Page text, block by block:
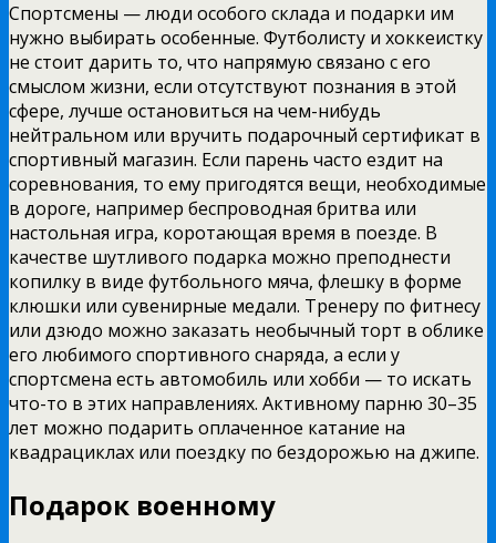
Спортсмены — люди особого склада и подарки им
нужно выбирать особенные. Футболисту и хоккеистку
не стоит дарить то, что напрямую связано с его
смыслом жизни, если отсутствуют познания в этой
сфере, лучше остановиться на чем-нибудь
нейтральном или вручить подарочный сертификат в
спортивный магазин. Если парень часто ездит на
соревнования, то ему пригодятся вещи, необходимые
в дороге, например беспроводная бритва или
настольная игра, коротающая время в поезде. В
качестве шутливого подарка можно преподнести
копилку в виде футбольного мяча, флешку в форме
клюшки или сувенирные медали. Тренеру по фитнесу
или дзюдо можно заказать необычный торт в облике
его любимого спортивного снаряда, а если у
спортсмена есть автомобиль или хобби — то искать
что-то в этих направлениях. Активному парню 30–35
лет можно подарить оплаченное катание на
квадрациклах или поездку по бездорожью на джипе.
Подарок военному